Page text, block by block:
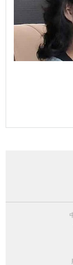
全球民众响应
世界美